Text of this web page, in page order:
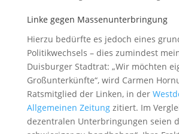
Linke gegen Massenunterbringung
Hierzu bedürfte es jedoch eines
Politikwechsels – dies zumindest
Duisburger Stadtrat: „Wir möchten
Großunterkünfte“, wird Carmen
Ratsmitglied der Linken, in der
Allgemeinen Zeitungzitiert. Im
dezentralen Unterbringungen seien